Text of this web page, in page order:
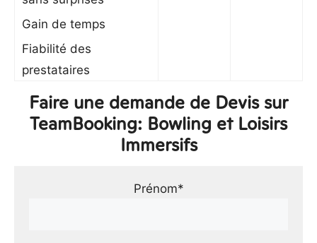
Gain de temps
Fiabilité des
prestataires
Faire une demande de Devis sur
TeamBooking: Bowling et Loisirs
Immersifs
Prénom*